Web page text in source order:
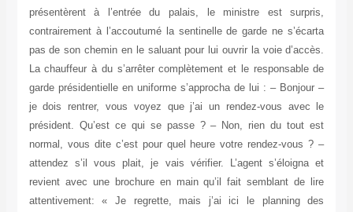
présentèrent à l’entrée du palais, le ministre est surpris,
contrairement à l’accoutumé la sentinelle de garde ne s’écarta
pas de son chemin en le saluant pour lui ouvrir la voie d’accès.
La chauffeur à du s’arrêter complètement et le responsable de
garde présidentielle en uniforme s’approcha de lui :– Bonjour –
je dois rentrer, vous voyez que j’ai un rendez-vous avec le
président. Qu’est ce qui se passe ? – Non, rien du tout est
normal, vous dite c’est pour quel heure votre rendez-vous ? –
attendez s’il vous plait, je vais vérifier. L’agent s’éloigna et
revient avec une brochure en main qu’il fait semblant de lire
attentivement: « Je regrette, mais j’ai ici le planning des